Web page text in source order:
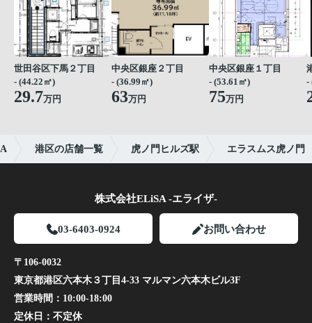
世田谷区下馬２丁目
- (44.22㎡)
29.7万円
中央区銀座２丁目
- (36.99㎡)
63万円
中央区銀座１丁目
- (53.61㎡)
75万円
-
港区の店舗一覧 虎ノ門ヒルズ駅 エラスムス虎ノ門
株式会社ELiSA -エライザ-
03-6403-0924 お問い合わせ
〒106-0032
東京都港区六本木３丁目4-33 マルマン六本木ビル3F
営業時間： 10:00-18:00
定休日： 不定休